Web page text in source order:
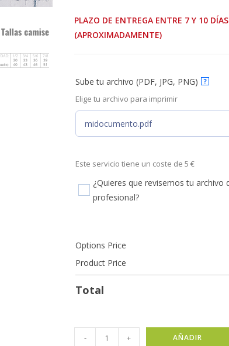
PLAZO DE ENTREGA ENTRE 7 Y 10
(APROXIMADAMENTE)
Sube tu archivo (PDF, JPG, PNG) ?
Elige tu archivo para imprimir
midocumento.pdf
Este servicio tiene un coste de 5 €
¿Quieres que revisemos tu archivo
profesional?
Options Price
Product Price
Total
- + AÑADIR